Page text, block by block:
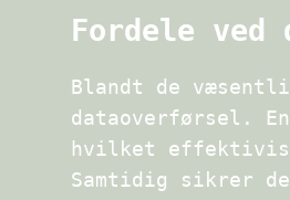
Fordele
Blandt de
dataoverførsel.
hvilket
Samtidig sikrer